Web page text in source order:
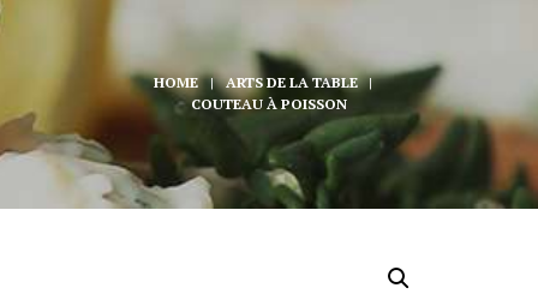
HOME
ARTS DE LA TABLE
COUTEAU À POISSON